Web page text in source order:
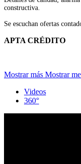
constructiva.
Se escuchan ofertas
APTA CRÉDITO
Mostrar más Mostrar
Videos
360°